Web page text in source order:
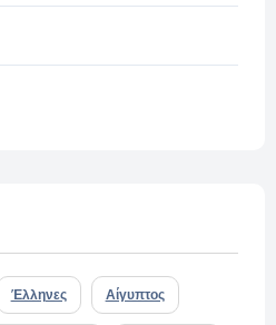
Έλληνες Αίγυπτος